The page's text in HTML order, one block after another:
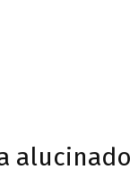
alucinado